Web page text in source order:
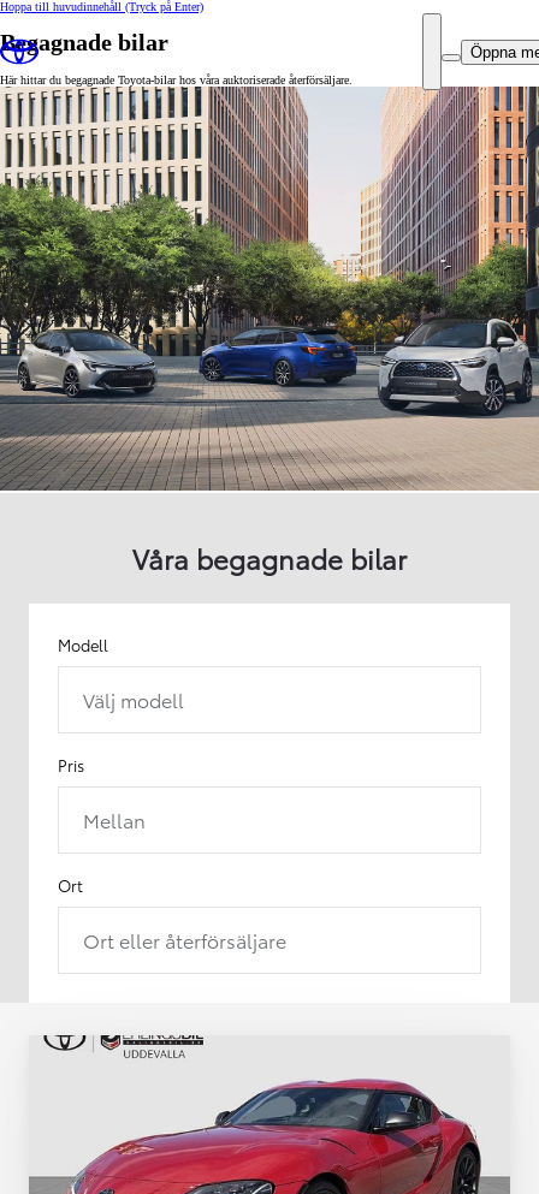
Hoppa till huvudinnehåll (Tryck på Enter)
Öppna
Begagnade bilar
Här hittar du begagnade Toyota-bilar hos våra auktoriserade återförsäljare.
Våra begagnade bilar
Modell
Välj modell
Pris
Mellan
Ort
Ort eller återförsäljare